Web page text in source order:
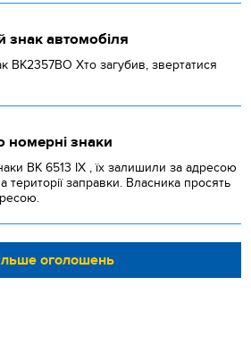
автомобіля
ВК2357ВО Хто загубив, звертатися
номерні знаки
BK 6513 IX , їх залишили за адресою
території заправки. Власника просять
оголошень